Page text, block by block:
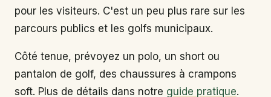
pour les visiteurs. C'est un peu plus rare sur les
parcours publics et les golfs municipaux.
Côté tenue, prévoyez un polo, un short ou
pantalon de golf, des chaussures à crampons
soft. Plus de détails dans notre guide pratique.